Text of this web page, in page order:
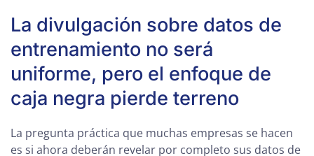
La divulgación sobre datos de
entrenamiento no será
uniforme, pero el enfoque de
caja negra pierde terreno
La pregunta práctica que muchas empresas se hacen
es si ahora deberán revelar por completo sus datos de